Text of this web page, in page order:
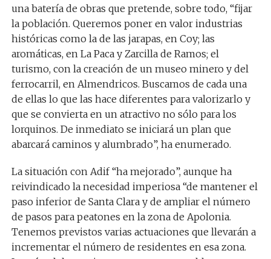
una batería de obras que pretende, sobre todo, “fijar
la población. Queremos poner en valor industrias
históricas como la de las jarapas, en Coy; las
aromáticas, en La Paca y Zarcilla de Ramos; el
turismo, con la creación de un museo minero y del
ferrocarril, en Almendricos. Buscamos de cada una
de ellas lo que las hace diferentes para valorizarlo y
que se convierta en un atractivo no sólo para los
lorquinos. De inmediato se iniciará un plan que
abarcará caminos y alumbrado”, ha enumerado.
La situación con Adif “ha mejorado”, aunque ha
reivindicado la necesidad imperiosa “de mantener el
paso inferior de Santa Clara y de ampliar el número
de pasos para peatones en la zona de Apolonia.
Tenemos previstos varias actuaciones que llevarán a
incrementar el número de residentes en esa zona.